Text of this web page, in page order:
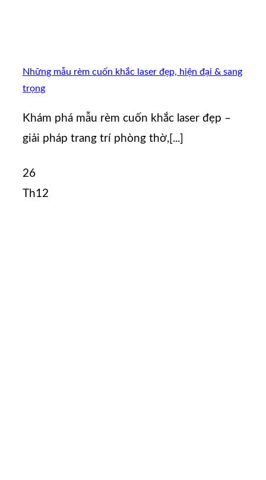
Những mẫu rèm cuốn khắc laser đẹp, hiện đại & sang
trọng
Khám phá mẫu rèm cuốn khắc laser đẹp –
giải pháp trang trí phòng thờ,[...]
26
Th12